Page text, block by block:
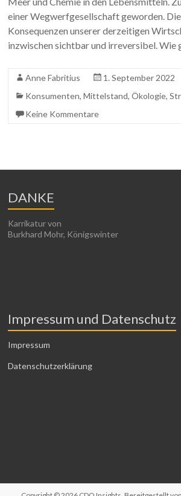
einer Wegwerfgesellschaft geworden.
Konsequenzen unserer derzeitigen
inzwischen sichtbar und irreversibel.
Anne Fabritius
1. September 2022
Konsumenten,Mittelstand,Ökologie,
Keine Kommentare
DANKE
Karrikatur von
Burkhard Mohr, Königswinter
Impressum und Datenschutz
Impressum
Datenschutzerklärung